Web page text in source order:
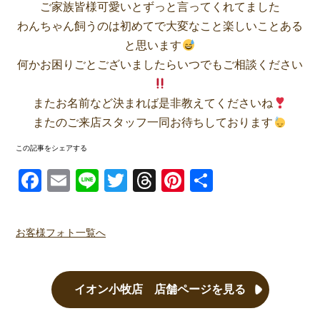
ご家族皆様可愛いとずっと言ってくれてました
わんちゃん飼うのは初めてで大変なこと楽しいことある
と思います
何かお困りごとございましたらいつでもご相談ください
またお名前など決まれば是非教えてくださいね
またのご来店スタッフ一同お待ちしております
この記事をシェアする
FacebookEmail Line Twitter Threads Pinterest
お客様フォト一覧へ
イオン小牧店 店舗ページを見る